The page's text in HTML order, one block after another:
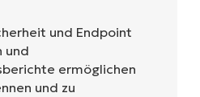
und Endpoint
und
ermöglichen
und zu